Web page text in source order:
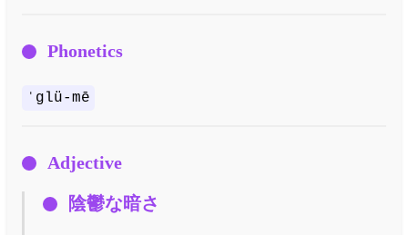
Phonetics
ˈglü-mē
Adjective
陰鬱な暗さ